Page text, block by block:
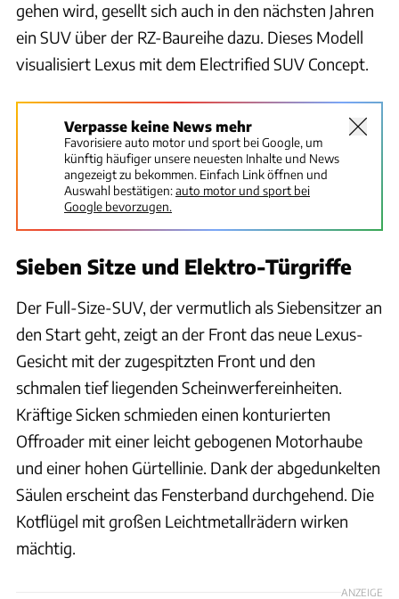
gehen wird, gesellt sich auch in den nächsten Jahren
ein SUV über der RZ-Baureihe dazu. Dieses Modell
visualisiert Lexus mit dem Electrified SUV Concept.
Verpasse keine News mehr
Favorisiere auto motor und sport bei Google, um
künftig häufiger unsere neuesten Inhalte und News
angezeigt zu bekommen. Einfach Link öffnen und
Auswahl bestätigen:auto motor und sport bei
Google bevorzugen.
Sieben Sitze und Elektro-Türgriffe
Der Full-Size-SUV, der vermutlich als Siebensitzer an
den Start geht, zeigt an der Front das neue Lexus-
Gesicht mit der zugespitzten Front und den
schmalen tief liegenden Scheinwerfereinheiten.
Kräftige Sicken schmieden einen konturierten
Offroader mit einer leicht gebogenen Motorhaube
und einer hohen Gürtellinie. Dank der abgedunkelten
Säulen erscheint das Fensterband durchgehend. Die
Kotflügel mit großen Leichtmetallrädern wirken
mächtig.
ANZEIGE